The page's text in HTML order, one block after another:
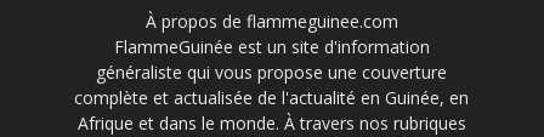
À propos de flammeguinee.com
FlammeGuinée est un site d'information
généraliste qui vous propose une couverture
complète et actualisée de l'actualité en Guinée, en
Afrique et dans le monde. À travers nos rubriques